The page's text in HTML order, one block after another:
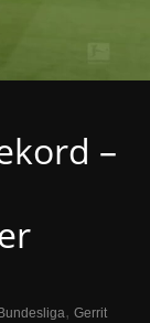
–
Bundesliga, Gerrit